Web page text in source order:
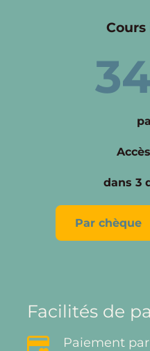
dans 3
Par chèque
Facilités de
Paiement